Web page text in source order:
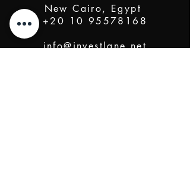
New Cairo, Egypt
+20 10 95578168
info@investlane.net